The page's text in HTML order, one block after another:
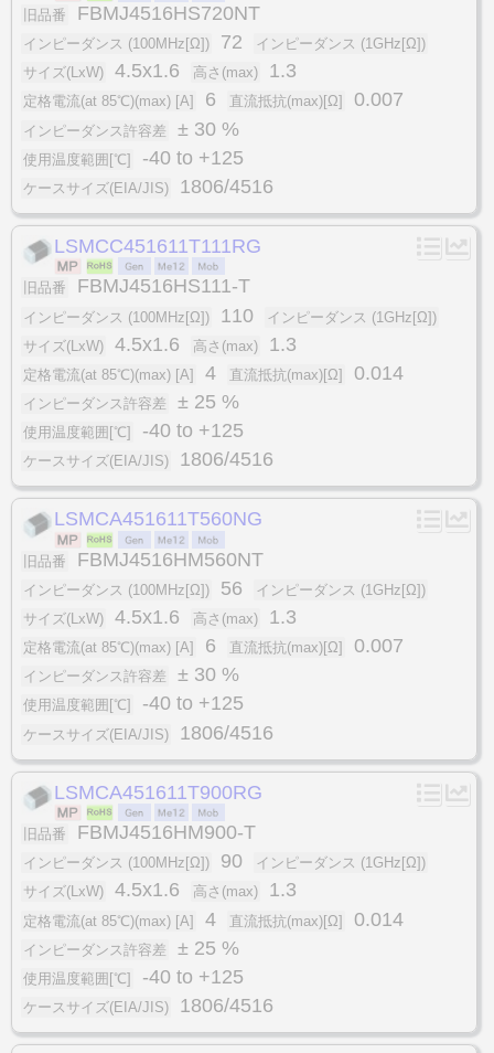
旧品番 FBMJ4516HS720NT
インピーダンス (100MHz[Ω]) 72
インピーダンス (1GHz[Ω])
サイズ(LxW)
4.5x1.6 高さ(max) 1.3
定格電流(at 85℃)(max) [A] 6 直流抵抗(max)[Ω] 0.007
インピーダンス許容差 ± 30 %
使用温度範囲[℃] -40 to +125
ケースサイズ(EIA/JIS) 1806/4516
LSMCC451611T111RG
旧品番 FBMJ4516HS111-T
インピーダンス (100MHz[Ω]) 110
インピーダンス (1GHz[Ω])
サイズ(LxW)
4.5x1.6 高さ(max) 1.3
定格電流(at 85℃)(max) [A] 4 直流抵抗(max)[Ω] 0.014
インピーダンス許容差 ± 25 %
使用温度範囲[℃] -40 to +125
ケースサイズ(EIA/JIS) 1806/4516
LSMCA451611T560NG
旧品番 FBMJ4516HM560NT
インピーダンス (100MHz[Ω]) 56
インピーダンス (1GHz[Ω])
サイズ(LxW)
4.5x1.6 高さ(max) 1.3
定格電流(at 85℃)(max) [A] 6 直流抵抗(max)[Ω] 0.007
インピーダンス許容差 ± 30 %
使用温度範囲[℃] -40 to +125
ケースサイズ(EIA/JIS) 1806/4516
LSMCA451611T900RG
旧品番 FBMJ4516HM900-T
インピーダンス (100MHz[Ω]) 90
インピーダンス (1GHz[Ω])
サイズ(LxW)
4.5x1.6 高さ(max) 1.3
定格電流(at 85℃)(max) [A] 4 直流抵抗(max)[Ω] 0.014
インピーダンス許容差 ± 25 %
使用温度範囲[℃] -40 to +125
ケースサイズ(EIA/JIS) 1806/4516